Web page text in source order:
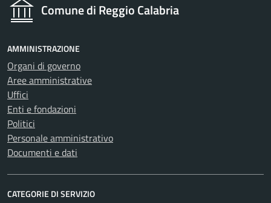
Comune di Reggio Calabria
AMMINISTRAZIONE
Organi di governo
Aree amministrative
Uffici
Enti e fondazioni
Politici
Personale amministrativo
Documenti e dati
CATEGORIE DI SERVIZIO